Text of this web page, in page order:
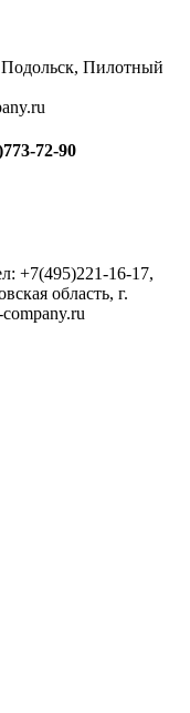
Подольск, Пилотный
72-90
+7(495)221-16-17,
область, г.
company.ru